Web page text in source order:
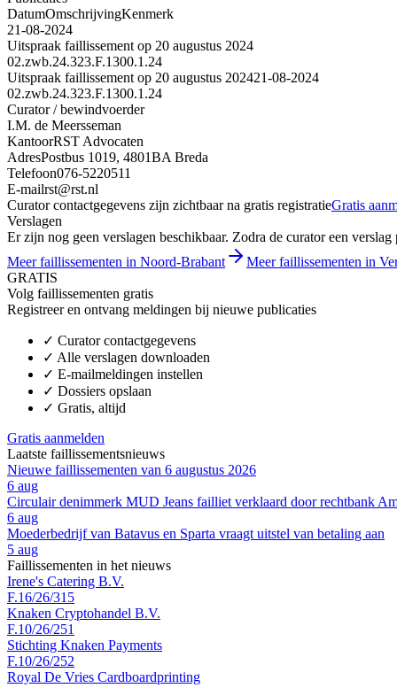
DatumOmschrijvingKenmerk
21-08-2024
Uitspraak faillissement op 20 augustus 2024
02.zwb.24.323.F.1300.1.24
Uitspraak faillissement op 20 augustus 202421-08-2024
02.zwb.24.323.F.1300.1.24
Curator / bewindvoerder
I.M. de Meersseman
KantoorRST Advocaten
AdresPostbus 1019, 4801BA Breda
Telefoon076-5220511
E-mailrst@rst.nl
Curator contactgegevens zijn zichtbaar na gratis registratieGratis
Verslagen
Er zijn nog geen verslagen beschikbaar. Zodra de curator een
Meer faillissementen in Noord-Brabant
Meer faillissementen in
GRATIS
Volg faillissementen gratis
Registreer en ontvang meldingen bij nieuwe publicaties
✓ Curator contactgegevens
✓ Alle verslagen downloaden
✓ E-mailmeldingen instellen
✓ Dossiers opslaan
✓ Gratis, altijd
Gratis aanmelden
Laatste faillissementsnieuws
Nieuwe faillissementen van 6 augustus 2026
6 aug
Circulair denimmerk MUD Jeans failliet verklaard door rechtbank
6 aug
Moederbedrijf van Batavus en Sparta vraagt uitstel van betaling aan
5 aug
Faillissementen in het nieuws
Irene's Catering B.V.
F.16/26/315
Knaken Cryptohandel B.V.
F.10/26/251
Stichting Knaken Payments
F.10/26/252
Royal De Vries Cardboardprinting